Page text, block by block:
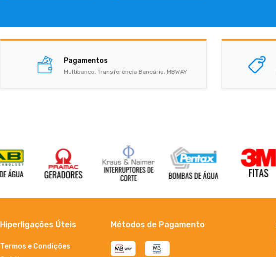
Pagamentos
Multibanco, Transferência Bancária, MBWAY
Hiperligações Úteis
Termos e Condições
Métodos de Pagamento